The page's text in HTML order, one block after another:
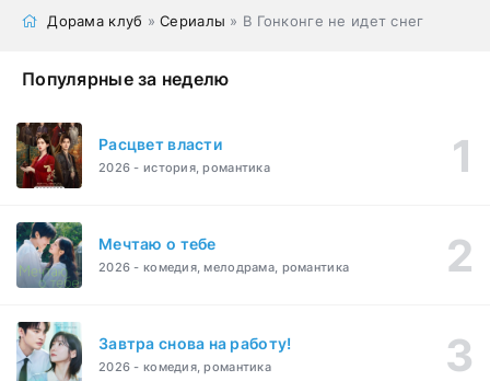
Дорама клуб »Сериалы » В Гонконге не идет снег
Популярные за неделю
Расцвет власти
2026 - история, романтика
Мечтаю о тебе
2026 - комедия, мелодрама, романтика
Завтра снова на работу!
2026 - комедия, романтика